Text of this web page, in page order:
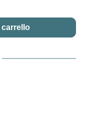
la quantità
carrello